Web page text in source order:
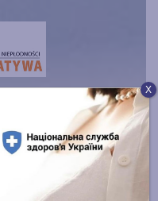
w której
się z
technologiami.
Х